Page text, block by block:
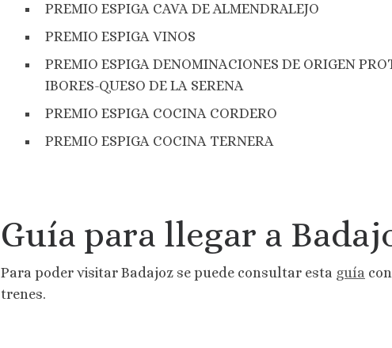
PREMIO ESPIGA CAVA DE ALMENDRALEJO
PREMIO ESPIGA VINOS
PREMIO ESPIGA DENOMINACIONES DE ORIGEN
IBORES-QUESO DE LA SERENA
PREMIO ESPIGA COCINA CORDERO
PREMIO ESPIGA COCINA TERNERA
Guía para llegar a
Para poder visitar Badajoz se puede consultar esta guía
trenes.